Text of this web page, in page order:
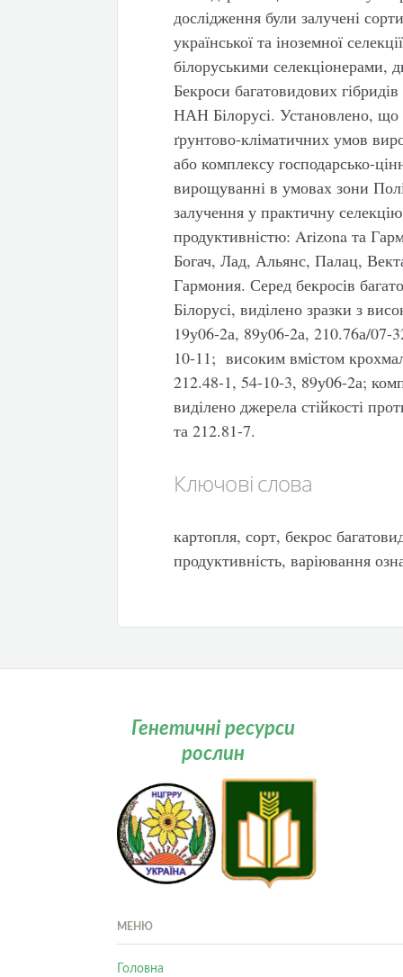
дослідження були залучені
української та іноземної
білоруськими селекціонерами,
Бекроси багатовидових
НАН Білорусі. Установлено, що
ґрунтово-кліматичних умов
або комплексу господарсько-
вирощуванні в умовах зони
залучення у практичну
продуктивністю: Arizona та
Богач, Лад, Альянс, Палац,
Гармония. Серед бекросів
Білорусі, виділено зразки з
19у06-2а, 89у06-2а, 210.76а/
10-11; високим вмістом
212.48-1, 54-10-3, 89у06-2а;
виділено джерела стійкості
та 212.81-7.
Ключові слова
картопля, сорт, бекрос
продуктивність, варіювання
Генетичні ресурси
рослин
МЕНЮ
Головна